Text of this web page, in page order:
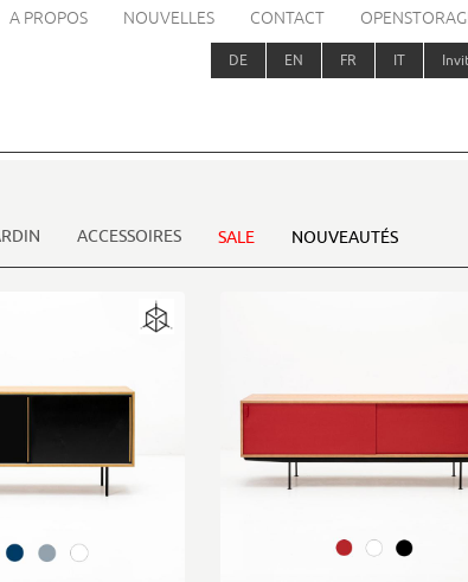
A PROPOS NOUVELLES CONTACT
DE EN FR IT
ACCESSOIRES SALE NOUVEAUTÉS